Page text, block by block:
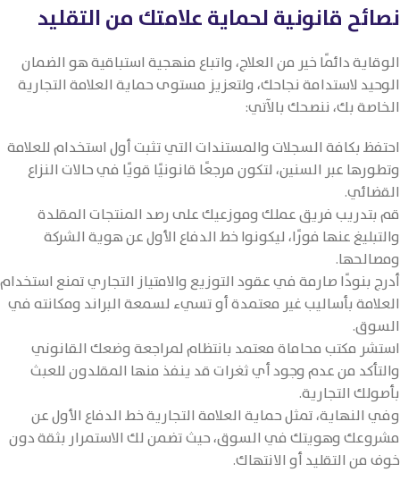
نصائح قانونية لحماية علامتك من التقليد
الوقاية دائمًا خير من العلاج، واتباع منهجية استباقية هو الضمان
الوحيد لاستدامة نجاحك، ولتعزيز مستوى حماية العلامة التجارية
الخاصة بك، ننصحك بالآتي:
احتفظ بكافة السجلات والمستندات التي تثبت أول استخدام للعلامة
وتطورها عبر السنين، لتكون مرجعًا قانونيًا قويًا في حالات النزاع
القضائي.
قم بتدريب فريق عملك وموزعيك على رصد المنتجات المقلدة
والتبليغ عنها فورًا، ليكونوا خط الدفاع الأول عن هوية الشركة
ومصالحها.
أدرج بنودًا صارمة في عقود التوزيع والامتياز التجاري تمنع استخدام
العلامة بأساليب غير معتمدة أو تسيء لسمعة البراند ومكانته في
السوق.
استشر مكتب محاماة معتمد بانتظام لمراجعة وضعك القانوني
والتأكد من عدم وجود أي ثغرات قد ينفذ منها المقلدون للعبث
بأصولك التجارية.
وفي النهاية، تمثل حماية العلامة التجارية خط الدفاع الأول عن
مشروعك وهويتك في السوق، حيث تضمن لك الاستمرار بثقة دون
خوف من التقليد أو الانتهاك.